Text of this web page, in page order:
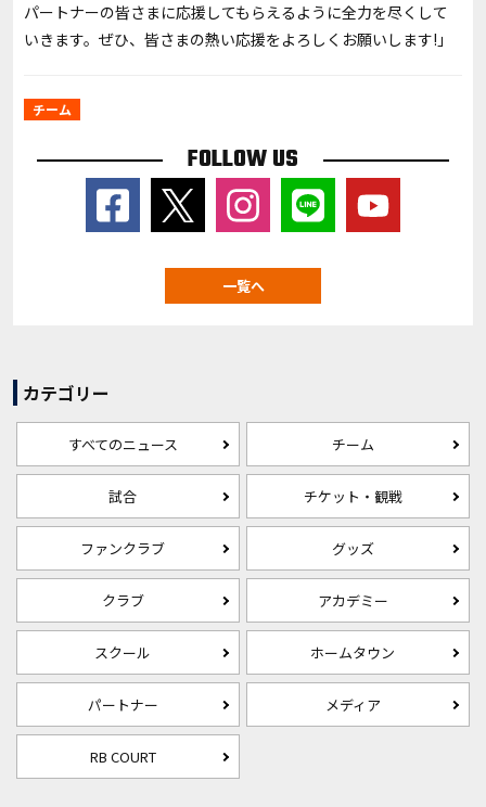
パートナーの皆さまに応援してもらえるように全力を尽くして
いきます。ぜひ、皆さまの熱い応援をよろしくお願いします!｣
チーム
FOLLOW US
一覧へ
カテゴリー
すべてのニュース チーム
試合 チケット・観戦
ファンクラブ グッズ
クラブ アカデミー
スクール ホームタウン
パートナー メディア
RB COURT